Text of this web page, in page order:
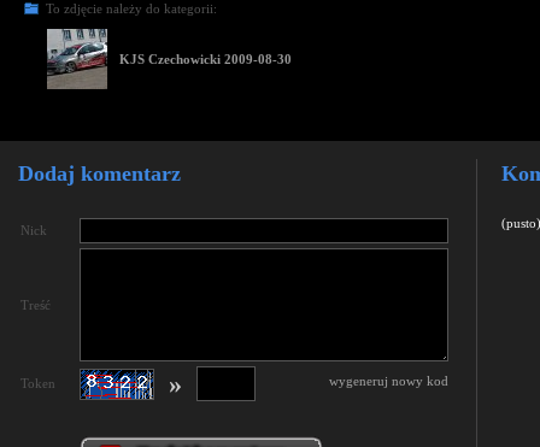
To zdjęcie należy do kategorii:
KJS Czechowicki 2009-08-30
Dodaj komentarz
Nick
Treść
Token wygeneruj nowy kod
»
(pusto)